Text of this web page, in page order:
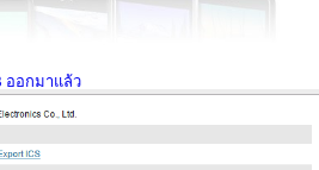
ออกมาแล้ว